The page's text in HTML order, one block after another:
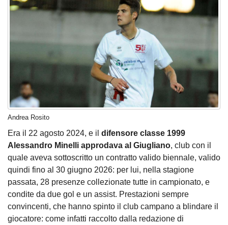
Andrea Rosito
Era il 22 agosto 2024, e il difensore classe 1999
Alessandro Minelli approdava al Giugliano, club con il
quale aveva sottoscritto un contratto valido biennale, valido
quindi fino al 30 giugno 2026: per lui, nella stagione
passata, 28 presenze collezionate tutte in campionato, e
condite da due gol e un assist. Prestazioni sempre
convincenti, che hanno spinto il club campano a blindare il
giocatore: come infatti raccolto dalla redazione di